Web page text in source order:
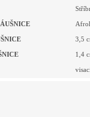
3,5
1,4